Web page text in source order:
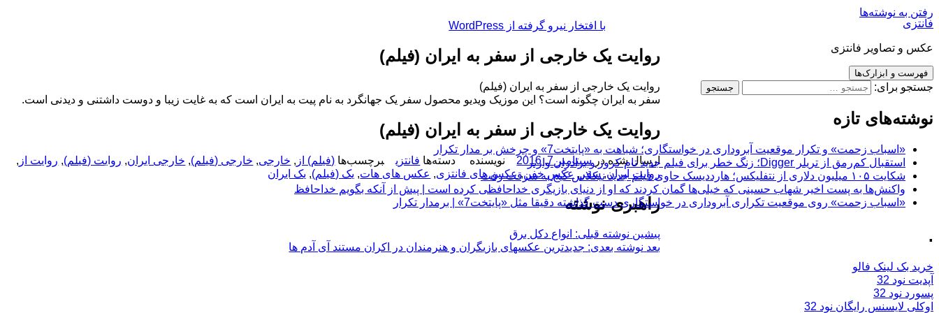
رفتن به نوشته‌ها
فانتزی
عکس و تصاویر فانتزی
فهرست و ابزارک‌ها
جستجو برای:
نوشته‌های تازه
«اسباب زحمت» و تکرار موقعیت آبروداری در خواستگاری؛ شباهت به «پایتخت7» و چرخش بر مدار تکرار
استقبال کم‌رمق از تریلر Digger؛ زنگ خطر برای فیلم جدید تام کروز و برادران وارنر
شکایت ۱۰۵ میلیون دلاری از نتفلیکس؛ هارددیسک حاوی فیلم جدید نیکلاس کیج به سرقت رفت
واکنش‌ها به پست اخیر شهاب حسینی که خیلی‌ها گمان کردند که او از دنیای بازیگری خداحافظی کرده است | پیش از آنکه بگویم خداحافظ
«اسباب زحمت» روی موقعیت تکراری آبروداری در خواستگاری دست گذاشته دقیقا مثل «پایتخت7» | برمدار تکرار
.
خرید بک لینک فالو
آپدیت نود 32
پسورد نود 32
اوکلی لایسنس رایگان نود 32
روایت یک خارجی از سفر به ایران (فیلم)
روایت یک خارجی از سفر به ایران (فیلم)
سفر به ایران چگونه است؟ این موزیک ویدیو محصول سفر یک جهانگرد به نام پیت به ایران است که به غایت زیبا و دوست داشتنی و دیدنی است.
روایت یک خارجی از سفر به ایران (فیلم)
ارسال شده درسپتامبر 7, 2016 نویسنده دسته‌ها فانتزی برچسب‌ها (فیلم) از , خارجی, خارجی (فیلم), خارجی ایران, روایت (فیلم), روایت از ,
روایت ایران,سفر, عکس خفن,عکس های فانتزی, عکس های هات, یک (فیلم), یک ایران
راهبری نوشته
پیشین نوشته قبلی: انواع دکل برق
بعد نوشته بعدی: جدیدترین عکسهای بازیگران و هنرمندان در اکران مستند آی آدم ها
با افتخار نیرو گرفته از WordPress